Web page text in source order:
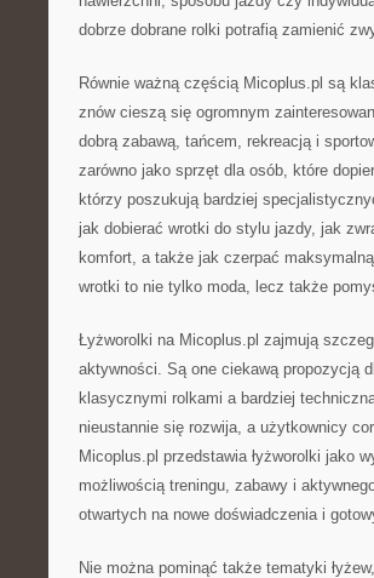
dobrze dobrane rolki potrafią zamienić
Równie ważną częścią Micoplus.pl są
znów cieszą się ogromnym
dobrą zabawą, tańcem, rekreacją i
zarówno jako sprzęt dla osób, które
którzy poszukują bardziej
jak dobierać wrotki do stylu jazdy, jak
komfort, a także jak czerpać
wrotki to nie tylko moda, lecz także
Łyżworolki na Micoplus.pl zajmują
aktywności. Są one ciekawą propozycją
klasycznymi rolkami a bardziej
nieustannie się rozwija, a użytkownicy
Micoplus.pl przedstawia łyżworolki jako
możliwością treningu, zabawy i
otwartych na nowe doświadczenia i
Nie można pominąć także tematyki